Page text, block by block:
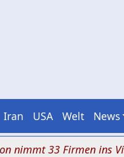
Iran USA Welt News
33 Firmen ins Visier